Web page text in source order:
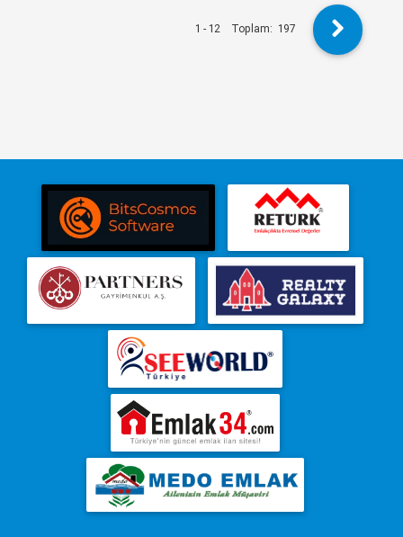
1 - 12 Toplam: 197